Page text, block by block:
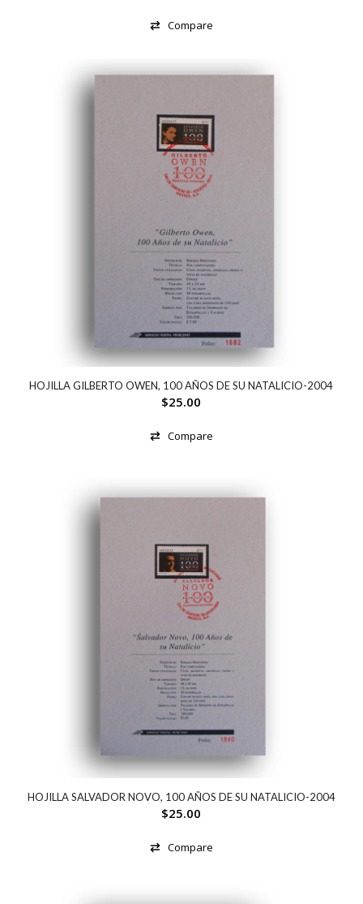
Compare
HOJILLA GILBERTO OWEN, 100 AÑOS DE SU NATALICIO-2004
$25.00
Compare
HOJILLA SALVADOR NOVO, 100 AÑOS DE SU NATALICIO-2004
$25.00
Compare